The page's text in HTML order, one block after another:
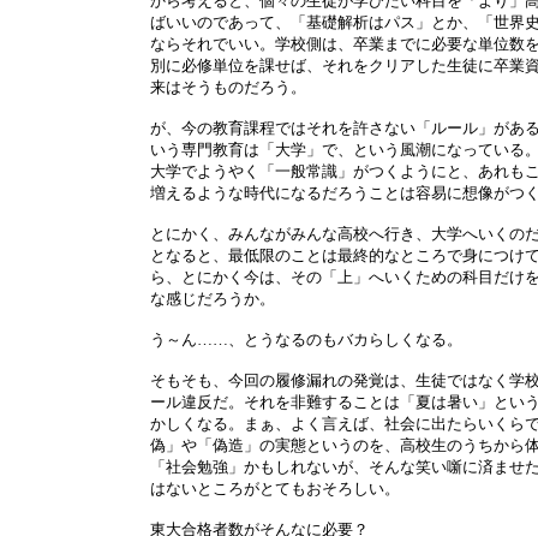
ばいいのであって、「基礎解析はパス」とか、「世界
ならそれでいい。学校側は、卒業までに必要な単位数
別に必修単位を課せば、それをクリアした生徒に卒業
来はそうものだろう。
が、今の教育課程ではそれを許さない「ルール」があ
いう専門教育は「大学」で、という風潮になっている
大学でようやく「一般常識」がつくようにと、あれも
増えるような時代になるだろうことは容易に想像がつ
とにかく、みんながみんな高校へ行き、大学へいくの
となると、最低限のことは最終的なところで身につけ
ら、とにかく今は、その「上」へいくための科目だけ
な感じだろうか。
う～ん……、とうなるのもバカらしくなる。
そもそも、今回の履修漏れの発覚は、生徒ではなく学
ール違反だ。それを非難することは「夏は暑い」とい
かしくなる。まぁ、よく言えば、社会に出たらいくら
偽」や「偽造」の実態というのを、高校生のうちから
「社会勉強」かもしれないが、そんな笑い噺に済ませ
はないところがとてもおそろしい。
東大合格者数がそんなに必要？